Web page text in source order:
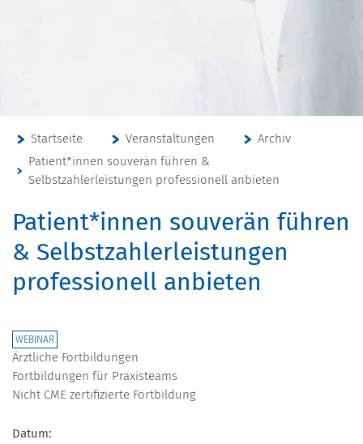
Startseite Veranstaltungen
Archiv
Patient*innen souverän führen &
Selbstzahlerleistungen professionell anbieten
Patient*innen souverän führen
& Selbstzahlerleistungen
professionell anbieten
WEBINAR
Ärztliche Fortbildungen
Fortbildungen für Praxisteams
Nicht CME zertifizierte Fortbildung
Datum: